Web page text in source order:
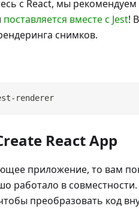
с React, мы
поставляется вместе с Jest!
снимков.
renderer
React App
приложение, то вам
работало в
преобразовать код